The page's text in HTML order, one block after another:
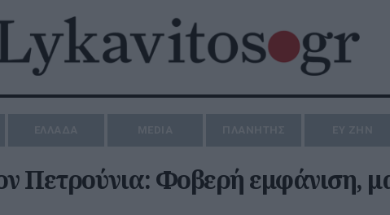
Πετρούνια: Φοβερή εμφάνιση,